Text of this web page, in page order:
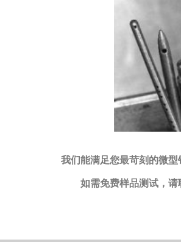
我们能满足您最苛刻的微型
如需免费样品测试，请